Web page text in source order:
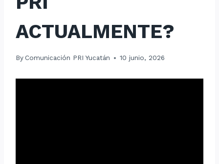
ACTUALMENTE?
By Comunicación PRI Yucatán 10 junio, 2026